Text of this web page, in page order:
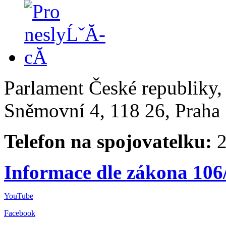
Parlament České
Sněmovní 4, 118 26,
Telefon na spojovatelku:
Informace dle zákona
YouTube
Facebook